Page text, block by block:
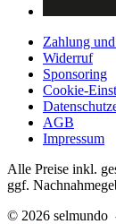
Zahlung
Widerruf
Sponsoring
Cookie-
AGB
Impressum
Alle Preise inkl.
ggf.
© 2026 selmundo